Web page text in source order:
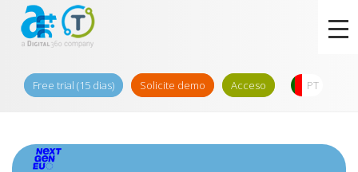
Free trial (15 dias) Solicite demo Acceso PT